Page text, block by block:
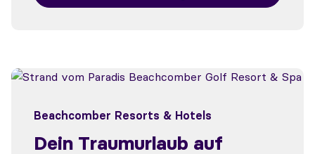
Beachcomber Resorts & Hotels
Dein Traumurlaub auf